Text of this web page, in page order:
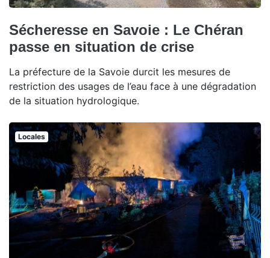
Sécheresse en Savoie : Le Chéran
passe en situation de crise
La préfecture de la Savoie durcit les mesures de
restriction des usages de l’eau face à une dégradation
de la situation hydrologique.
Locales